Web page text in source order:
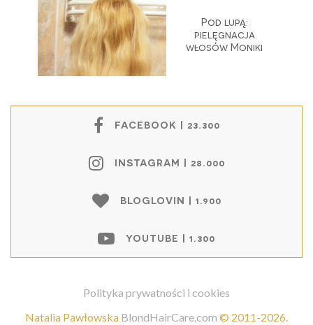
Pod lupą:
pielęgnacja
włosów Moniki
FACEBOOK | 23.300
INSTAGRAM | 28.000
BLOGLOVIN | 1.900
YOUTUBE | 1.300
Polityka prywatności i cookies
Natalia Pawłowska BlondHairCare.com © 2011-2026.